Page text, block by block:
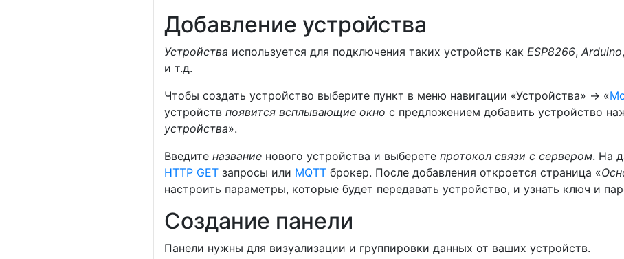
Добавление устройства
Устройства используется для подключения таких устройств как ESP8266, Arduino,
и т.д.
Чтобы создать устройство выберите пункт в меню навигации «Устройства» -> «
устройств появится всплывающие окно с предложением добавить устройство
устройства».
Введите название нового устройства и выберете протокол связи с сервером. На
HTTP GET запросы или MQTT брокер. После добавления откроется страница «
настроить параметры, которые будет передавать устройство, и узнать ключ и
Создание панели
Панели нужны для визуализации и группировки данных от ваших устройств.